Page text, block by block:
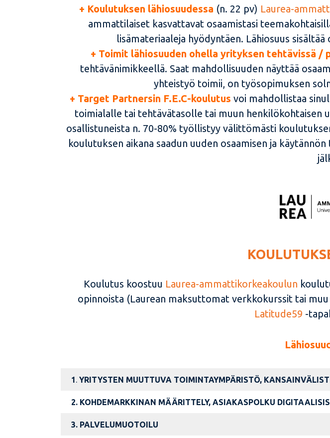
+ Koulutuksen lähiosuudessa (n. 22 pv) Laurea-
ammattilaiset kasvattavat osaamistasi
lisämateriaaleja hyödyntäen. Lähiosuus
+ Toimit lähiosuuden ohella yrityksen tehtävissä /
tehtävänimikkeellä. Saat mahdollisuuden näyttää
yhteistyö toimii, on työsopimuksen
+ Target Partnersin F.E.C-koulutus voi mahdollistaa
toimialalle tai tehtävätasolle tai muun
osallistuneista n. 70-80% työllistyy välittömästi
koulutuksen aikana saadun uuden osaamisen ja
Koulutus koostuu Laurea-ammattikorkeakoulun
opinnoista (Laurean maksuttomat verkkokurssit tai
Latitude59 -
1. YRITYSTEN MUUTTUVA TOIMINTAYMPÄRISTÖ,
2. KOHDEMARKKINAN MÄÄRITTELY, ASIAKASPOLKU
3. PALVELUMUOTOILU